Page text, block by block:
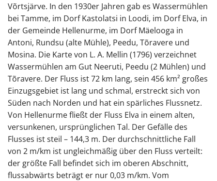
Võrtsjärve. In den 1930er Jahren gab es Wassermühlen
bei Tamme, im Dorf Kastolatsi in Loodi, im Dorf Elva, in
der Gemeinde Hellenurme, im Dorf Mäelooga in
Antoni, Rundsu (alte Mühle), Peedu, Tõravere und
Mosina. Die Karte von L. A. Mellin (1796) verzeichnet
Wassermühlen am Gut Neeruti, Peedu (2 Mühlen) und
Tõravere. Der Fluss ist 72 km lang, sein 456 km² großes
Einzugsgebiet ist lang und schmal, erstreckt sich von
Süden nach Norden und hat ein spärliches Flussnetz.
Von Hellenurme fließt der Fluss Elva in einem alten,
versunkenen, ursprünglichen Tal. Der Gefälle des
Flusses ist steil – 144,3 m. Der durchschnittliche Fall
von 2 m/km ist ungleichmäßig über den Fluss verteilt:
der größte Fall befindet sich im oberen Abschnitt,
flussabwärts beträgt er nur 0,03 m/km. Vom